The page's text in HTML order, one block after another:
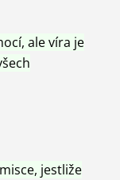
ale víra je
jestliže